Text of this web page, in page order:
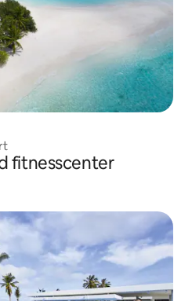
fitnesscenter